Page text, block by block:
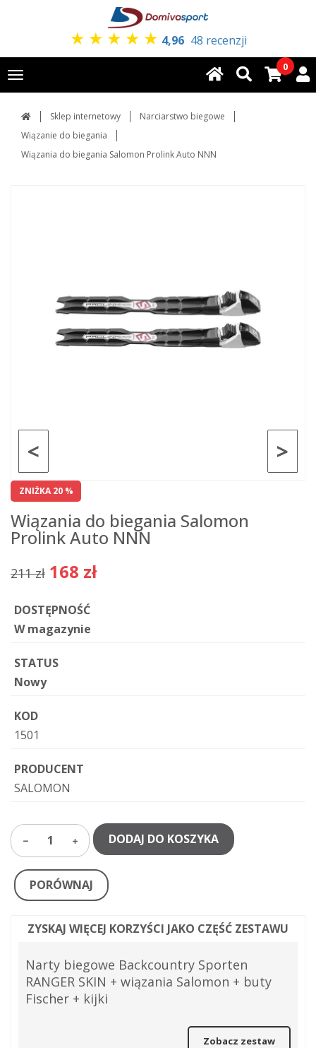
★ ★ ★ ★ ★ 4,96 48 recenzji
Toggle
navigation
0
Sklep internetowy
Narciarstwo biegowe
Wiązanie do biegania
Wiązania do biegania Salomon Prolink Auto NNN
>
<
ZNIŻKA 20 %
Wiązania do biegania Salomon
Prolink Auto NNN
211 zł 168 zł
DOSTĘPNOŚĆ
W magazynie
STATUS
Nowy
KOD
1501
PRODUCENT
SALOMON
1 DODAJ DO KOSZYKA
PORÓWNAJ
ZYSKAJ WIĘCEJ KORZYŚCI JAKO CZĘŚĆ ZESTAWU
Narty biegowe Backcountry Sporten
RANGER SKIN + wiązania Salomon + buty
Fischer + kijki
Zobacz zestaw